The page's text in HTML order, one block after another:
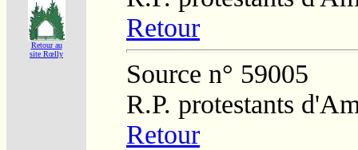
Retour au
site Rœlly
Retour
Source n° 59005
R.P. protestants
Retour